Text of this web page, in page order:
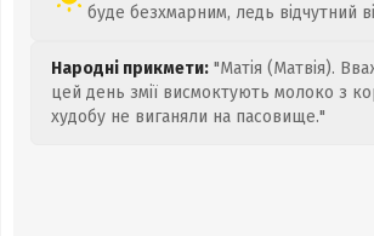
буде безхмарним, ледь відчутний
Народні прикмети: "Матія (Матвія).
цей день змії висмоктують молоко з
худобу не виганяли на пасовище."